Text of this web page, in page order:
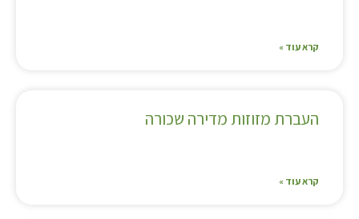
קרא עוד »
העברת מזוזות מדירה שכורה
קרא עוד »